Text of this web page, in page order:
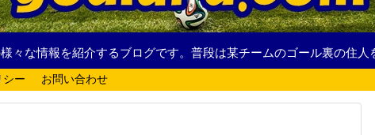
々な情報を紹介するブログです。普段は某チームのゴール裏の住人
シー お問い合わせ